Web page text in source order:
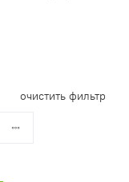
очистить фильтр